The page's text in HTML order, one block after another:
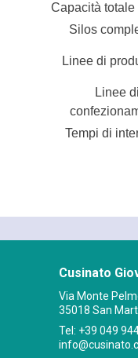
Capacità totale
Silos
Linee di
Linee di
Tempi di
Cusinato
Via Monte
35018 San
Tel: +39 049